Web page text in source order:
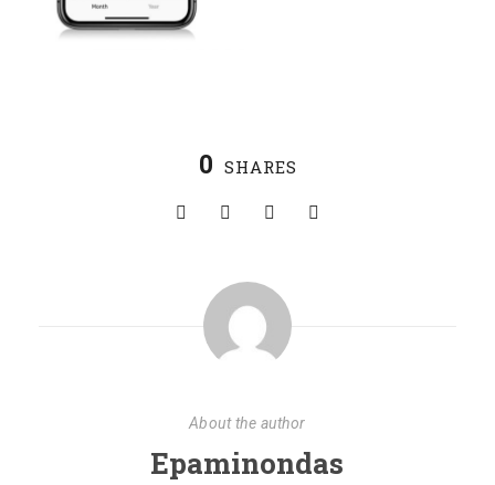
0 SHARES
About the author
Epaminondas